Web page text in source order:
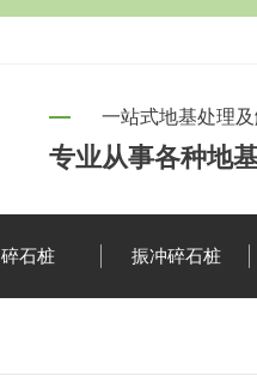
一站式地基处理
专业从事各种地
碎石桩 振冲碎石桩